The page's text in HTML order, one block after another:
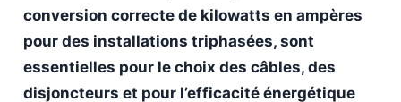
conversion correcte de kilowatts en ampères
pour des installations triphasées, sont
essentielles pour le choix des câbles, des
disjoncteurs et pour l’efficacité énergétique